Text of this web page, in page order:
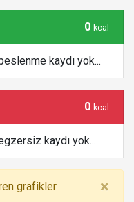
0 kcal
kaydı yok...
0 kcal
kaydı yok...
grafikler
×